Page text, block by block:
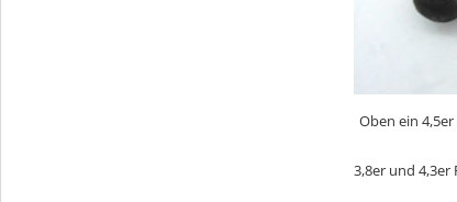
Oben ein
3,8er und 4,3er